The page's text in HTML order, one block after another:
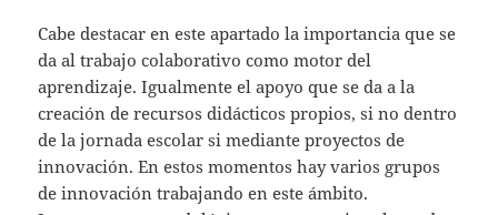
Cabe destacar en este apartado la importancia que se
da al trabajo colaborativo como motor del
aprendizaje. Igualmente el apoyo que se da a la
creación de recursos didácticos propios, si no dentro
de la jornada escolar si mediante proyectos de
innovación. En estos momentos hay varios grupos
de innovación trabajando en este ámbito.